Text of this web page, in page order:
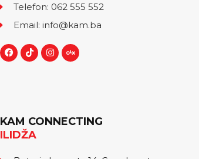
Telefon: 062 555 552
Email: info@kam.ba
KAM CONNECTING
ILIDŽA